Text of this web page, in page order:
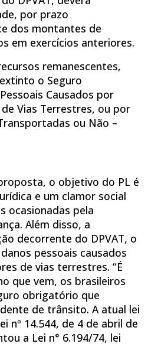
por prazo
dos montantes de
em exercícios anteriores.
remanescentes,
o Seguro
Causados por
Vias Terrestres, ou por
ou Não –
o objetivo do PL é
e um clamor social
ocasionadas pela
Além disso, a
decorrente do DPVAT, o
pessoais causados
de vias terrestres. “É
que vem, os brasileiros
obrigatório que
de trânsito. A atual lei
nº 14.544, de 4 de abril de
a Lei n° 6.194/74, lei